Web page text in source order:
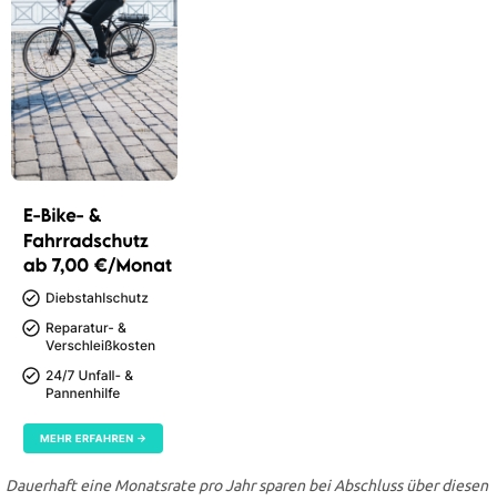
Dauerhaft eine Monatsrate pro Jahr sparen bei Abschluss über diesen